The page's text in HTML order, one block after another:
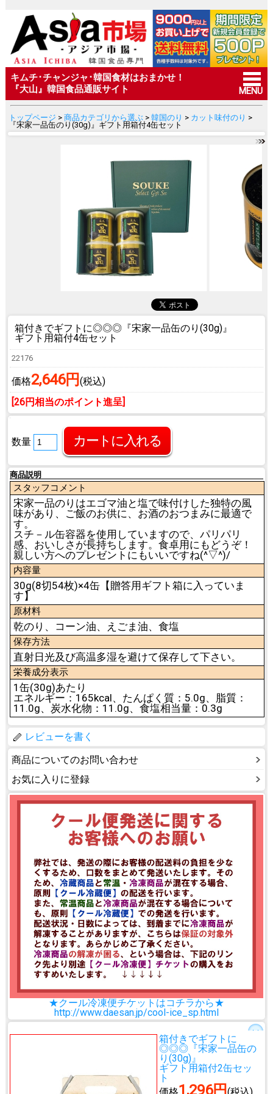
キムチ･チャンジャ･韓国食材はおまかせ！
『大山』韓国食品通販サイト
MENU
トップページ > 商品カテゴリから選ぶ> 韓国のり > カット味付のり >
『宋家一品缶のり(30g)』ギフト用箱付4缶セット
箱付きでギフトに◎◎◎『宋家一品缶のり(30g)』
ギフト用箱付4缶セット
22176
価格2,646円 (税込)
[26円相当のポイント進呈]
数量
商品説明
スタッフコメント
宋家一品のりはエゴマ油と塩で味付けした独特の風
味があり、ご飯のお供に、お酒のおつまみに最適で
す。
スチ－ル缶容器を使用していますので、パリパリ
感、おいしさが長持ちします。食卓用にもどうぞ！
親しい方へのプレゼントにもいいですね(^▽^)/
内容量
30g(8切54枚)×4缶【贈答用ギフト箱に入っていま
す】
原材料
乾のり、コーン油、えごま油、食塩
保存方法
直射日光及び高温多湿を避けて保存して下さい。
栄養成分表示
1缶(30g)あたり
エネルギー：165kcal、たんぱく質：5.0g、脂質：
11.0g、炭水化物：11.0g、食塩相当量：0.3g
レビューを書く
商品についてのお問い合わせ
お気に入りに登録
★クール冷凍便チケットはコチラから★
http://www.daesan.jp/cool-ice_sp.html
箱付きでギフトに
◎◎◎『宋家一品缶の
り(30g)』
ギフト用箱付2缶セッ
ト